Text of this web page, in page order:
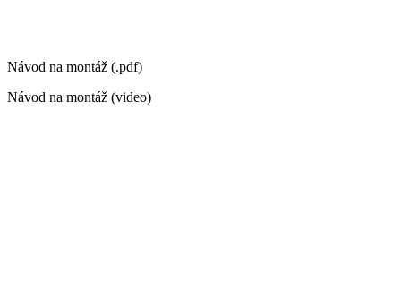
Návod na montáž (.pdf)
Návod na montáž (video)